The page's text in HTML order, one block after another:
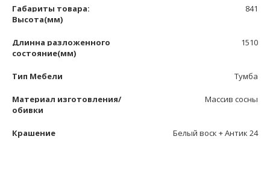
Габариты товара:
Высота(мм)
841
Длинна разложенного
состояние(мм)
1510
Тип Мебели Тумба
Материал изготовления/
обивки
Массив сосны
Крашение Белый воск + Антик 24